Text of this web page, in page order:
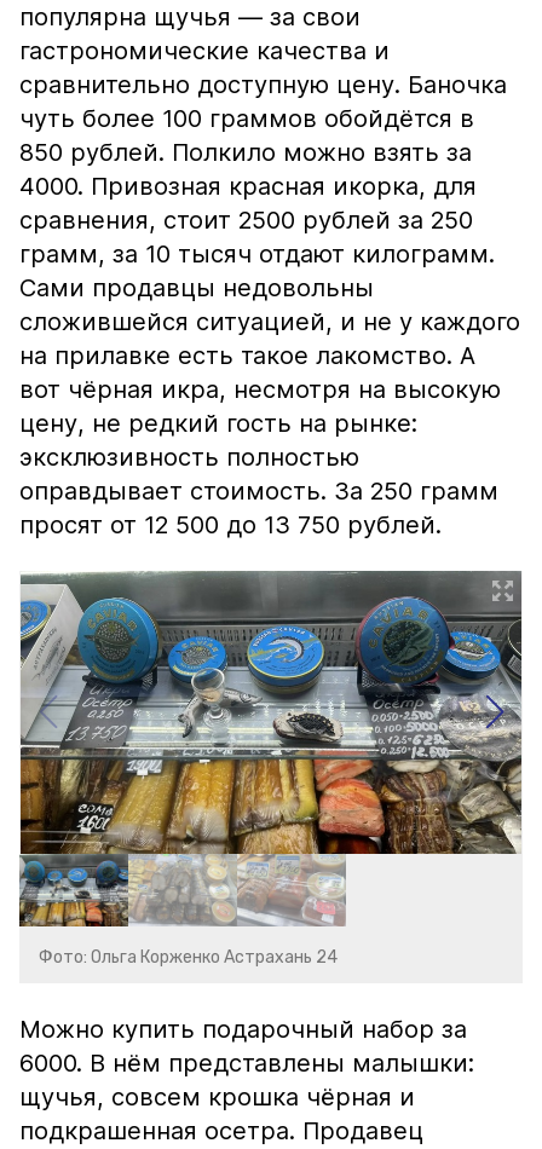
популярна щучья — за свои
гастрономические качества и
сравнительно доступную цену. Баночка
чуть более 100 граммов обойдётся в
850 рублей. Полкило можно взять за
4000. Привозная красная икорка, для
сравнения, стоит 2500 рублей за 250
грамм, за 10 тысяч отдают килограмм.
Сами продавцы недовольны
сложившейся ситуацией, и не у каждого
на прилавке есть такое лакомство. А
вот чёрная икра, несмотря на высокую
цену, не редкий гость на рынке:
эксклюзивность полностью
оправдывает стоимость. За 250 грамм
просят от 12 500 до 13 750 рублей.
Фото: Ольга Корженко Астрахань 24
Можно купить подарочный набор за
6000. В нём представлены малышки:
щучья, совсем крошка чёрная и
подкрашенная осетра. Продавец